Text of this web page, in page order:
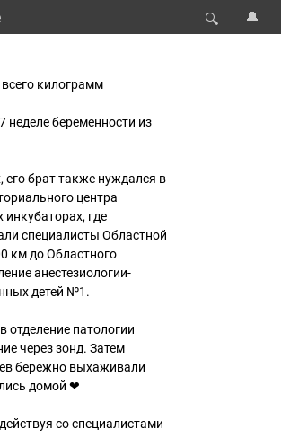
🔍 🔔
килограмм
неделе беременности из
его брат также нуждался в
центра
где
специалисты Областной
км до Областного
анестезиологии-
детей №1.
отделение патологии
через зонд. Затем
бережно выхаживали
домой ❤
со специалистами